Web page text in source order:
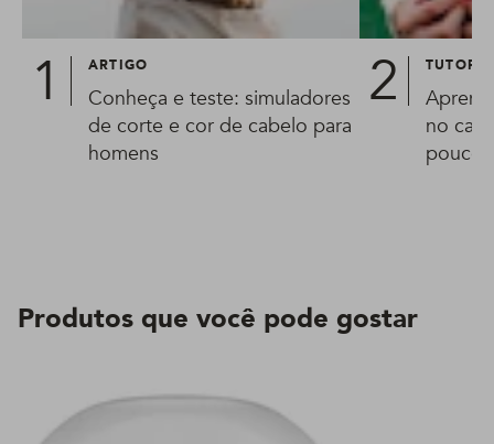
ARTIGO
Conheça e teste: simuladores
de corte e cor de cabelo para
homens
no
Produtos que você pode gostar